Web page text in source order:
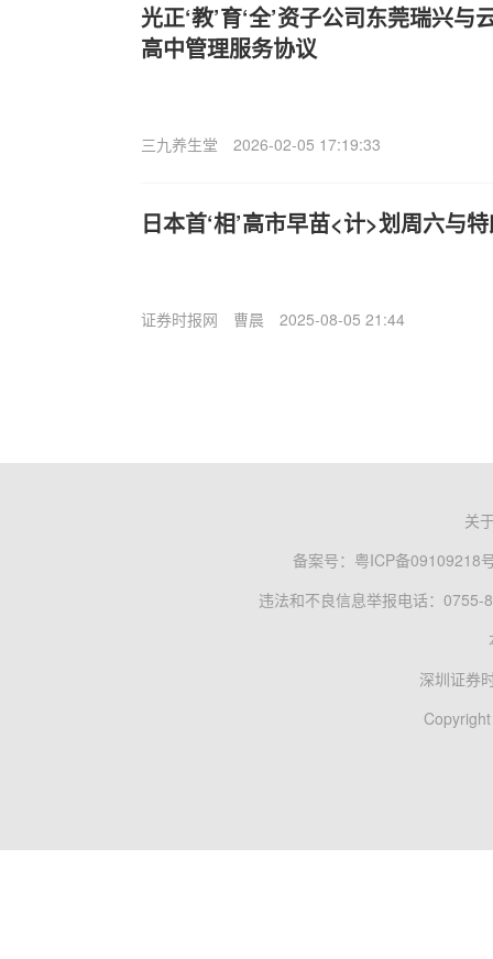
光正‘教’育‘全’资子公司东莞瑞兴
高中管理服务协议
三九养生堂 2026-02-05 17:19:33
日本首‘相’高市早苗<计>划周六与
证券时报网 曹晨 2025-08-05 21:44
关
备案号： 粤ICP备09109218
违法和不良信息举报电话：0755-
深圳证券